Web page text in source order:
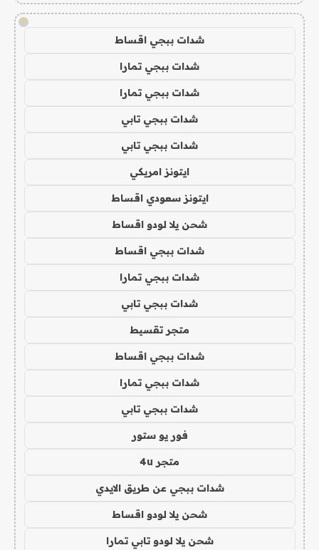
!
شدات ببجي اقساط
شدات ببجي تمارا
شدات ببجي تمارا
شدات ببجي تابي
شدات ببجي تابي
ايتونز امريكي
ايتونز سعودي اقساط
شحن يلا لودو اقساط
شدات ببجي اقساط
شدات ببجي تمارا
شدات ببجي تابي
متجر تقسيط
شدات ببجي اقساط
شدات ببجي تمارا
شدات ببجي تابي
فور يو ستور
متجر 4u
شدات ببجي عن طريق الايدي
شحن يلا لودو اقساط
شحن يلا لودو تابي تمارا